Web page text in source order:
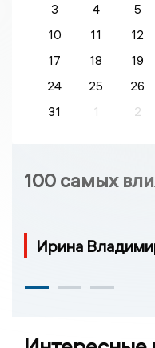
3
4 5
10
11 12
17
18 19
24
25 26
31
1 2
100 самых
Ирина